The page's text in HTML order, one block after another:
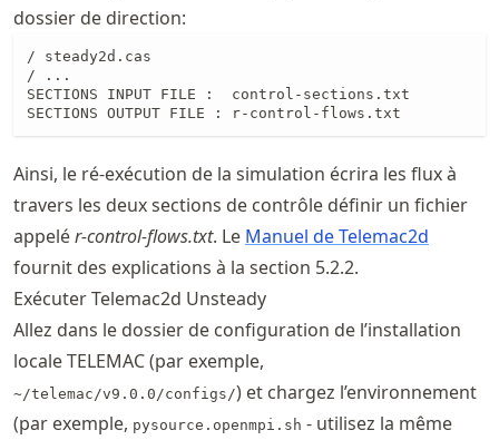
dossier de direction:
/ steady2d.cas
/ ...
SECTIONS INPUT FILE :  control-sections.txt
SECTIONS OUTPUT FILE : r-control-flows.txt
Ainsi, le ré-exécution de la simulation écrira les flux à
travers les deux sections de contrôle définir un fichier
appelér-control-flows.txt. Le Manuel de Telemac2d
fournit des explications à la section 5.2.2.
Exécuter Telemac2d Unsteady
Allez dans le dossier de configuration de l’installation
locale TELEMAC (par exemple,
~/telemac/v9.0.0/configs/) et chargez l’environnement
(par exemple, pysource.openmpi.sh - utilisez la même